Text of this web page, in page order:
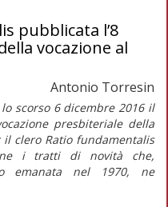
pubblicata l’8
vocazione al
Antonio Torresin
scorso 6 dicembre 2016 il
presbiteriale della
il clero Ratio fundamentalis
i tratti di novità che,
emanata nel 1970, ne